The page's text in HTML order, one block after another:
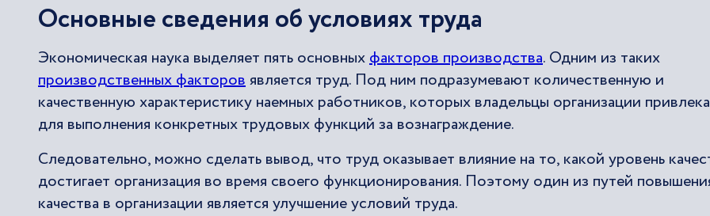
Основные сведения об условиях труда
Экономическая наука выделяет пять основныхфакторов производства. Одним из таких
производственных факторовявляется труд. Под ним подразумевают количественную и
качественную характеристику наемных работников, которых владельцы организации
для выполнения конкретных трудовых функций за вознаграждение.
Следовательно, можно сделать вывод, что труд оказывает влияние на то, какой уровень
достигает организация во время своего функционирования. Поэтому один из путей
качества в организации является улучшение условий труда.